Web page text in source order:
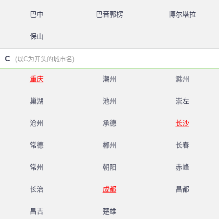
巴中 巴音郭楞 博尔塔拉
保山
C (以C为开头的城市名)
重庆 潮州 滁州
巢湖 池州 崇左
沧州 承德 长沙
常德 郴州 长春
常州 朝阳 赤峰
长治 成都 昌都
昌吉 楚雄